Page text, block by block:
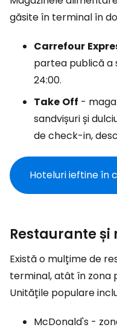
găsite în terminal în
Carrefour
partea publică a
24:00.
Take Off -
sandvișuri și
de check-in,
Hoteluri ieftine în
Restaurante și
Există o mulțime de
terminal, atât în zona
Unitățile populare
McDonald's -